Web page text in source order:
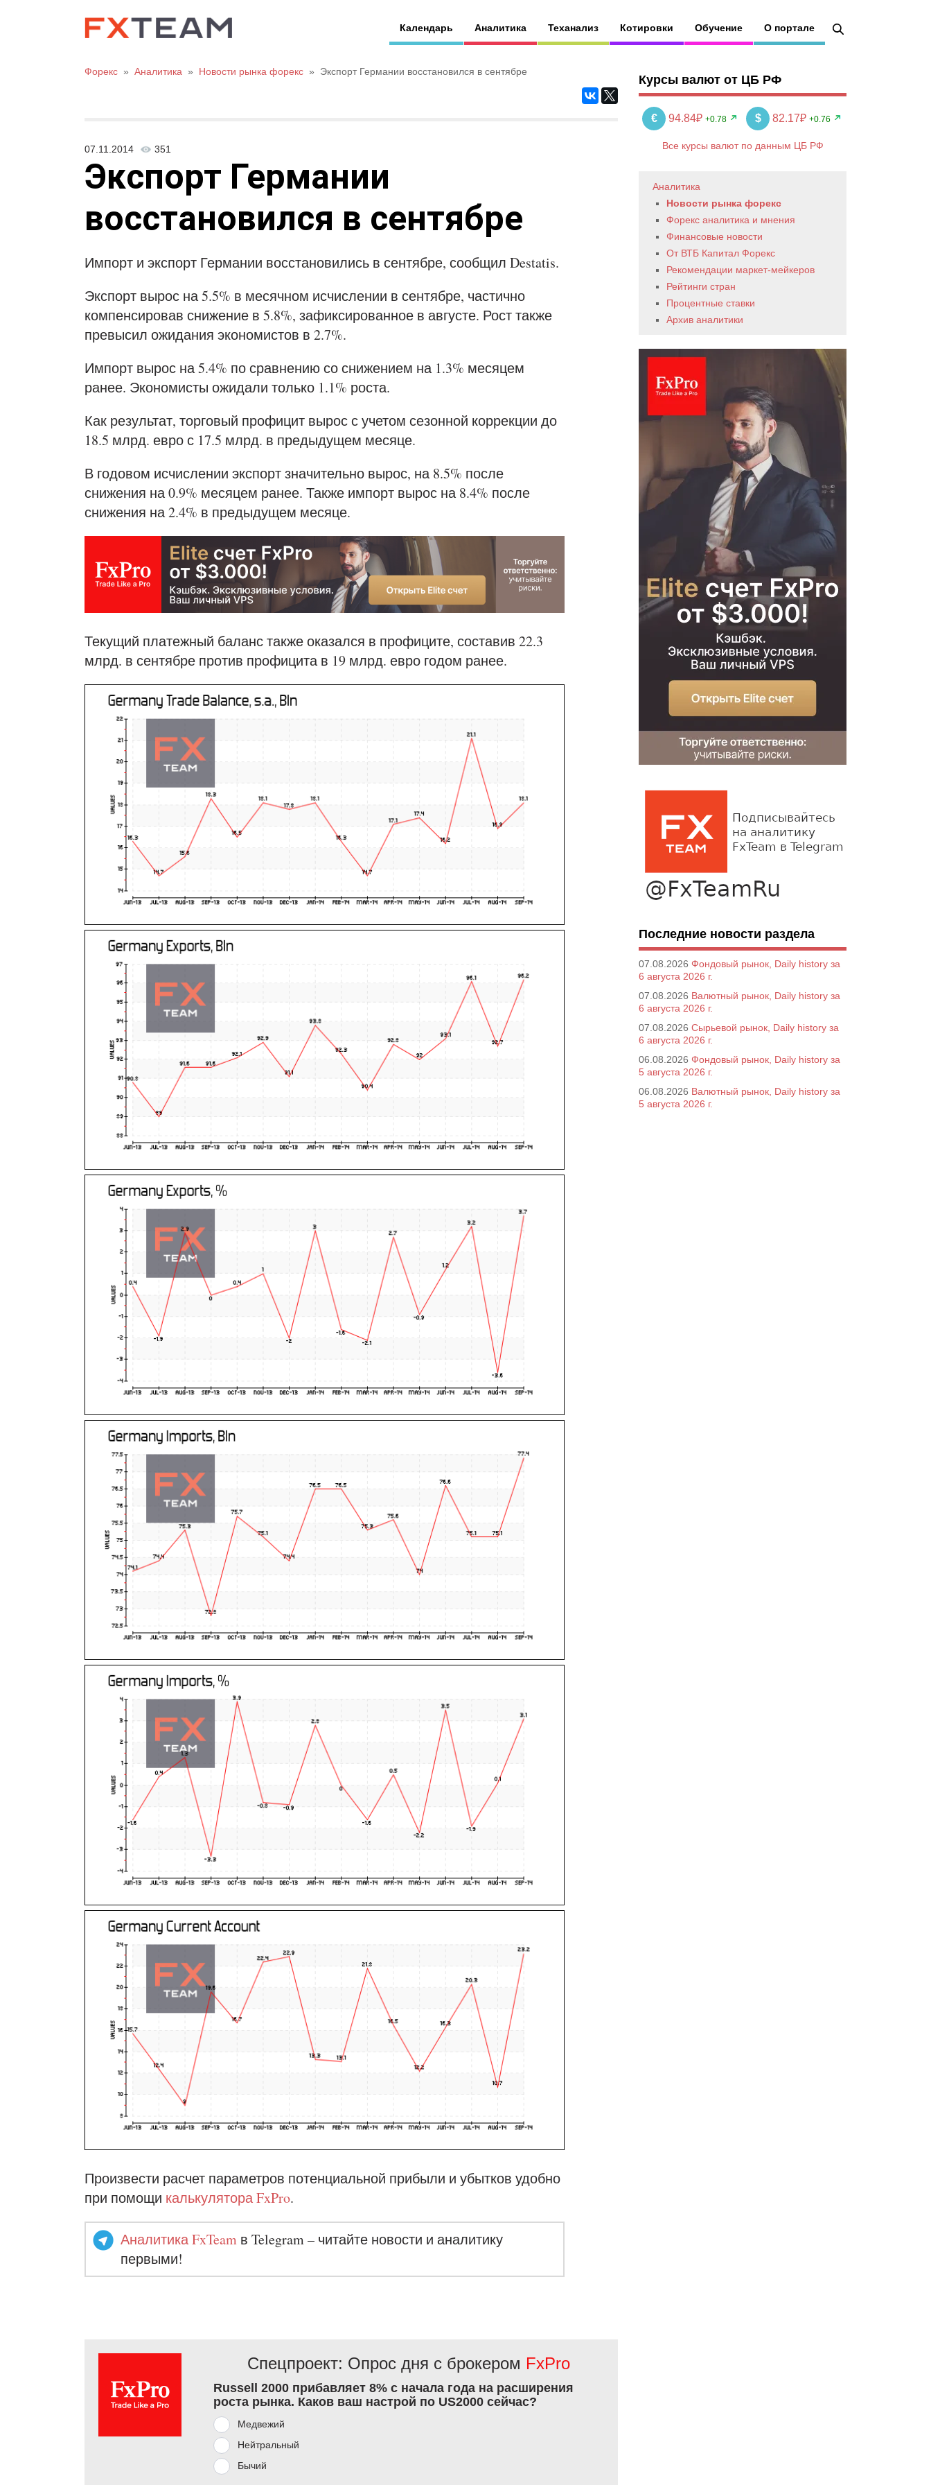
Календарь Аналитика Теханализ Котировки Обучение О портале
Форекс » Аналитика » Новости рынка форекс » Экспорт Германии восстановился в сентябре
07.11.2014 351
Экспорт Германии
восстановился в сентябре
Импорт и экспорт Германии восстановились в сентябре, сообщил Destatis.
Экспорт вырос на 5.5% в месячном исчислении в сентябре, частично
компенсировав снижение в 5.8%, зафиксированное в августе. Рост также
превысил ожидания экономистов в 2.7%.
Импорт вырос на 5.4% по сравнению со снижением на 1.3% месяцем
ранее. Экономисты ожидали только 1.1% роста.
Как результат, торговый профицит вырос с учетом сезонной коррекции до
18.5 млрд. евро с 17.5 млрд. в предыдущем месяце.
В годовом исчислении экспорт значительно вырос, на 8.5% после
снижения на 0.9% месяцем ранее. Также импорт вырос на 8.4% после
снижения на 2.4% в предыдущем месяце.
Текущий платежный баланс также оказался в профиците, составив 22.3
млрд. в сентябре против профицита в 19 млрд. евро годом ранее.
Произвести расчет параметров потенциальной прибыли и убытков удобно
при помощи калькулятора FxPro.
Аналитика FxTeam в Telegram – читайте новости и аналитику
первыми!
Спецпроект: Опрос дня с брокером FxPro
Russell 2000 прибавляет 8% с начала года на расширения
роста рынка. Каков ваш настрой по US2000 сейчас?
Медвежий
Нейтральный
Бычий
Курсы валют от ЦБ РФ
€ 94.84₽ +0.78 $ 82.17₽ +0.76
Все курсы валют по данным ЦБ РФ
Аналитика
Новости рынка форекс
Форекс аналитика и мнения
Финансовые новости
От ВТБ Капитал Форекс
Рекомендации маркет-мейкеров
Рейтинги стран
Процентные ставки
Архив аналитики
Последние новости раздела
07.08.2026 Фондовый рынок, Daily history за
6 августа 2026 г.
07.08.2026 Валютный рынок, Daily history за
6 августа 2026 г.
07.08.2026 Сырьевой рынок, Daily history за
6 августа 2026 г.
06.08.2026 Фондовый рынок, Daily history за
5 августа 2026 г.
06.08.2026 Валютный рынок, Daily history за
5 августа 2026 г.